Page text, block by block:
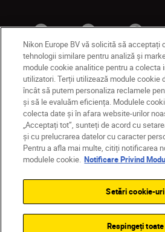
RO Nikon Sites
Contactaţi-ne
Politică de
Termeni de utilizare
Notificare privind modulele cookie
© 2026 Nikon
Nikon Europe BV vă solicită să acceptați
tehnologii similare pentru analiză și
module cookie analitice pentru a colecta
utilizatori. Terții utilizează module cookie
încât să putem personaliza reclamele
și să le evaluăm eficiența. Modulele
colecta date și în afara website-urilor
„Acceptați tot”, sunteți de acord cu
și cu prelucrarea datelor cu caracter
Pentru a afla mai multe, citiți notificarea
modulele cookie. Notificare Privind
Setări cookie-uri
Respingeți toate